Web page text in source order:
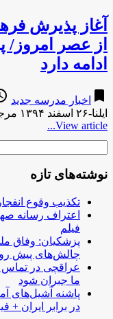
آغاز پذیرش
ادامه دارد
bookmark اخبار مدرسه جدید
ایلنا-۲۶ اسفند ۱۳۹۴ مرجع سلامتی خرید غذا
View article...
نوشته‌های تازه
تکذیب وقوع
اعتراف رسانه
فیلم
پزشکیان: وفاق
چالش‌های پیش
عراقچی در تماس
ما جبران شود
پاشنه آشیل‌های
در برابر ایران +